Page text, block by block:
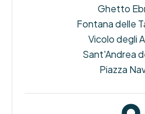
Ghetto
Fontana delle
Vicolo degli
Sant'Andrea
Piazza